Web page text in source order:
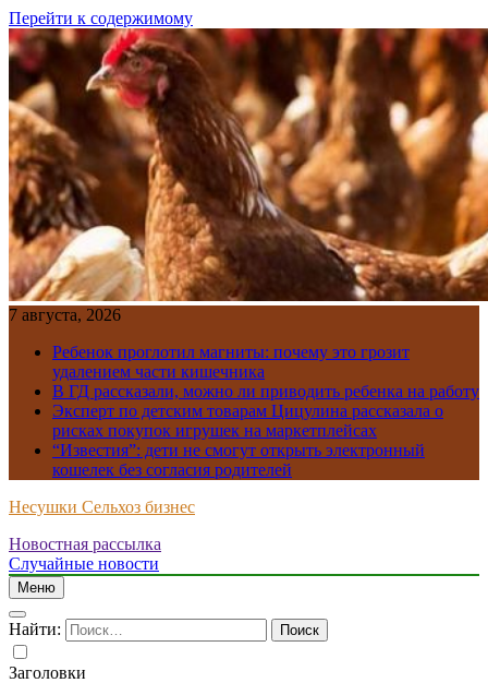
Перейти к содержимому
7 августа, 2026
Ребенок проглотил магниты: почему это грозит
удалением части кишечника
В ГД рассказали, можно ли приводить ребенка на работу
Эксперт по детским товарам Цицулина рассказала о
рисках покупок игрушек на маркетплейсах
“Известия”: дети не смогут открыть электронный
кошелек без согласия родителей
Несушки Сельхоз бизнес
Новостная рассылка
Случайные новости
Меню
Найти:
Заголовки